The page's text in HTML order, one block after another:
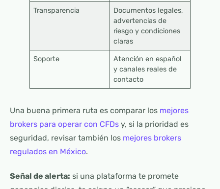
Transparencia
Documentos legales,
advertencias de
riesgo y condiciones
claras
Soporte
Atención en español
y canales reales de
contacto
Una buena primera ruta es comparar los mejores
brokers para operar con CFDs y, si la prioridad es
seguridad, revisar también los mejores brokers
regulados en México.
Señal de alerta: si una plataforma te promete